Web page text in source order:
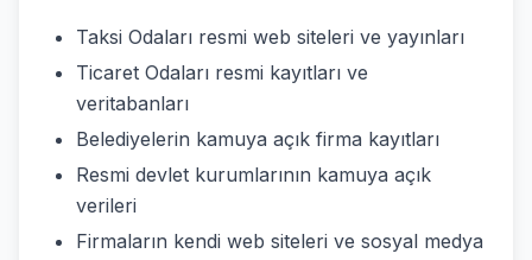
Taksi Odaları resmi web siteleri ve yayınları
Ticaret Odaları resmi kayıtları ve
veritabanları
Belediyelerin kamuya açık firma kayıtları
Resmi devlet kurumlarının kamuya açık
verileri
Firmaların kendi web siteleri ve sosyal medya